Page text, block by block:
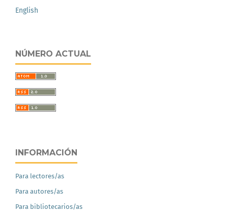
English
NÚMERO ACTUAL
INFORMACIÓN
Para lectores/as
Para autores/as
Para bibliotecarios/as